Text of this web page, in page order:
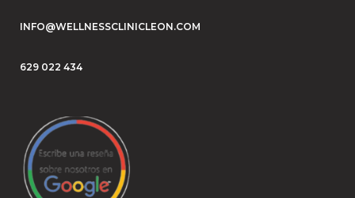
INFO@WELLNESSCLINICLEON.COM
629 022 434